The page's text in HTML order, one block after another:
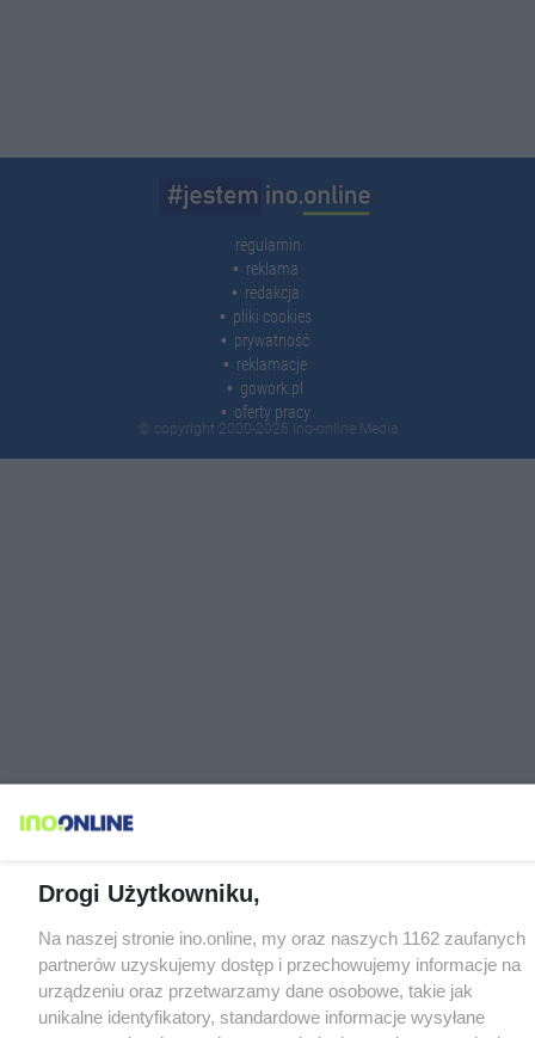
regulamin
reklama
redakcja
pliki cookies
prywatność
reklamacje
gowork.pl
oferty pracy
© copyright 2000-2026 Ino-online Media
Drogi Użytkowniku,
Na naszej stronie ino.online, my oraz naszych 1162 zaufanych
partnerów uzyskujemy dostęp i przechowujemy informacje na
urządzeniu oraz przetwarzamy dane osobowe, takie jak
unikalne identyfikatory, standardowe informacje wysyłane